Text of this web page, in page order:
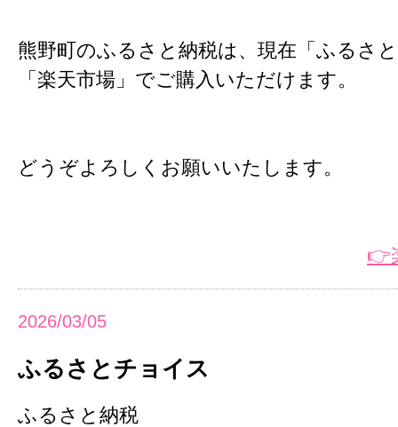
熊野町のふるさと納税は、現在「ふるさ
「楽天市場」でご購入いただけます。
どうぞよろしくお願いいたします。
👉
2026/03/05
ふるさとチョイス
ふるさと納税